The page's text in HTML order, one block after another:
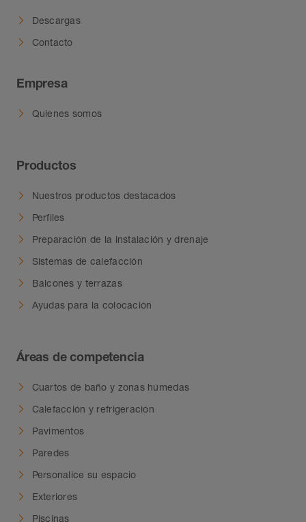
Descargas
Contacto
Empresa
Quienes somos
Productos
Nuestros productos destacados
Perfiles
Preparación de la instalación y drenaje
Sistemas de calefacción
Balcones y terrazas
Ayudas para la colocación
Áreas de competencia
Cuartos de baño y zonas húmedas
Calefacción y refrigeración
Pavimentos
Paredes
Personalice su espacio
Exteriores
Piscinas